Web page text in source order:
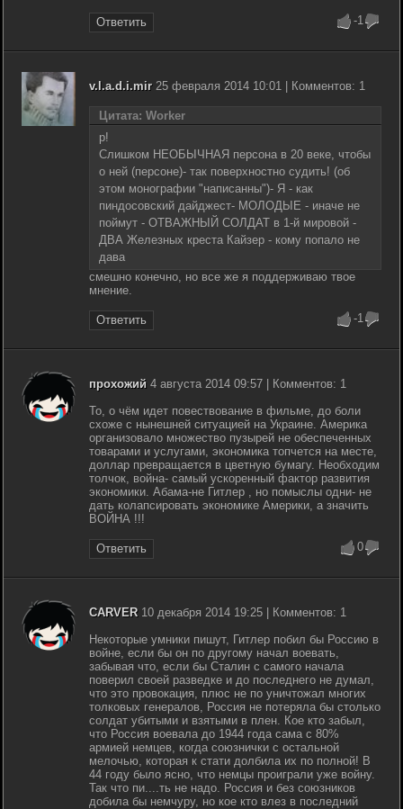
Ответить -1
v.l.a.d.i.mir25 февраля 2014 10:01 | Комментов: 1
Цитата: Worker
р!
Слишком НЕОБЫЧНАЯ персона в 20 веке, чтобы
о ней (персоне)- так поверхностно судить! (об
этом монографии "написанны")- Я - как
пиндосовский дайджест- МОЛОДЫЕ - иначе не
поймут - ОТВАЖНЫЙ СОЛДАТ в 1-й мировой -
ДВА Железных креста Кайзер - кому попало не
дава
смешно конечно, но все же я поддерживаю твое
мнение.
Ответить -1
прохожий 4 августа 2014 09:57 | Комментов: 1
То, о чём идет повествование в фильме, до боли
схоже с нынешней ситуацией на Украине. Америка
организовало множество пузырей не обеспеченных
товарами и услугами, экономика топчется на месте,
доллар превращается в цветную бумагу. Необходим
толчок, война- самый ускоренный фактор развития
экономики. Абама-не Гитлер , но помыслы одни- не
дать колапсировать экономике Америки, а значить
ВОЙНА !!!
Ответить 0
CARVER10 декабря 2014 19:25 | Комментов: 1
Некоторые умники пишут, Гитлер побил бы Россию в
войне, если бы он по другому начал воевать,
забывая что, если бы Сталин с самого начала
поверил своей разведке и до последнего не думал,
что это провокация, плюс не по уничтожал многих
толковых генералов, Россия не потеряла бы столько
солдат убитыми и взятыми в плен. Кое кто забыл,
что Россия воевала до 1944 года сама с 80%
армией немцев, когда союзнички с остальной
мелочью, которая к стати долбила их по полной! В
44 году было ясно, что немцы проиграли уже войну.
Так что пи....ть не надо. Россия и без союзников
добила бы немчуру, но кое кто влез в последний